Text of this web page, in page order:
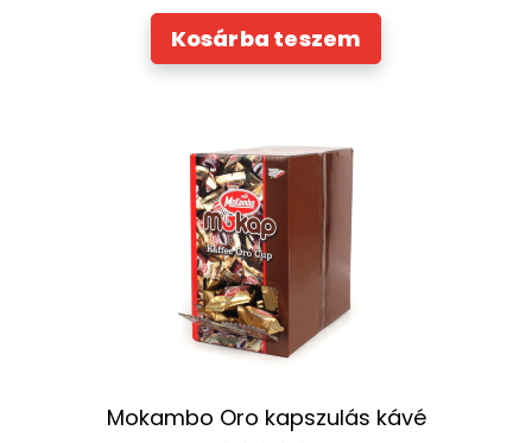
5
-
b
Kosárba teszem
Mokambo Oro kapszulás kávé